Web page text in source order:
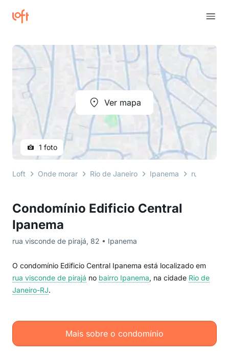
Condomínio Edificio Central
Ipanema
rua visconde de pirajá, 82 • Ipanema
O condomínio Edificio Central Ipanema está localizado em
rua visconde de pirajá no bairro Ipanema, na cidade Rio de
Janeiro-RJ.
Mais sobre o condomínio
Ver mapa
1 foto
Loft Onde morar Rio de Janeiro Ipanema rua